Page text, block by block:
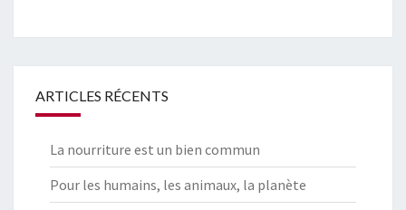
ARTICLES RÉCENTS
La nourriture est un bien commun
Pour les humains, les animaux, la planète